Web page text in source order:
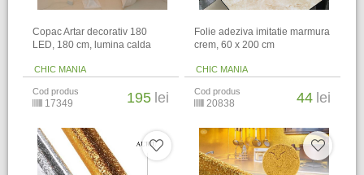
Copac Artar decorativ 180
LED, 180 cm, lumina calda
CHIC MANIA
Cod produs
17349 195 lei
Folie adeziva imitatie marmura
crem, 60 x 200 cm
CHIC MANIA
Cod produs
20838 44 lei